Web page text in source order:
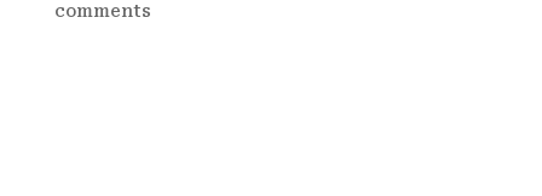
comments